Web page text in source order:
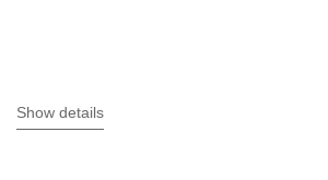
Show details